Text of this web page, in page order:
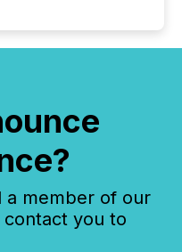
a member of our
you to